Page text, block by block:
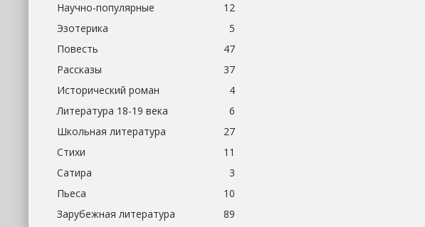
Научно-популярные
12
Эзотерика
5
Повесть
47
Рассказы
37
Исторический роман
4
Литература 18-19 века
6
Школьная литература
27
Стихи
11
Сатира
3
Пьеса
10
Зарубежная литература
89